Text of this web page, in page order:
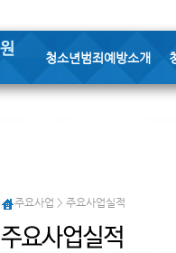
청소년범죄예방소개
주요사업 > 주요사업실적